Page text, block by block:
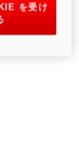
除く）
を受け